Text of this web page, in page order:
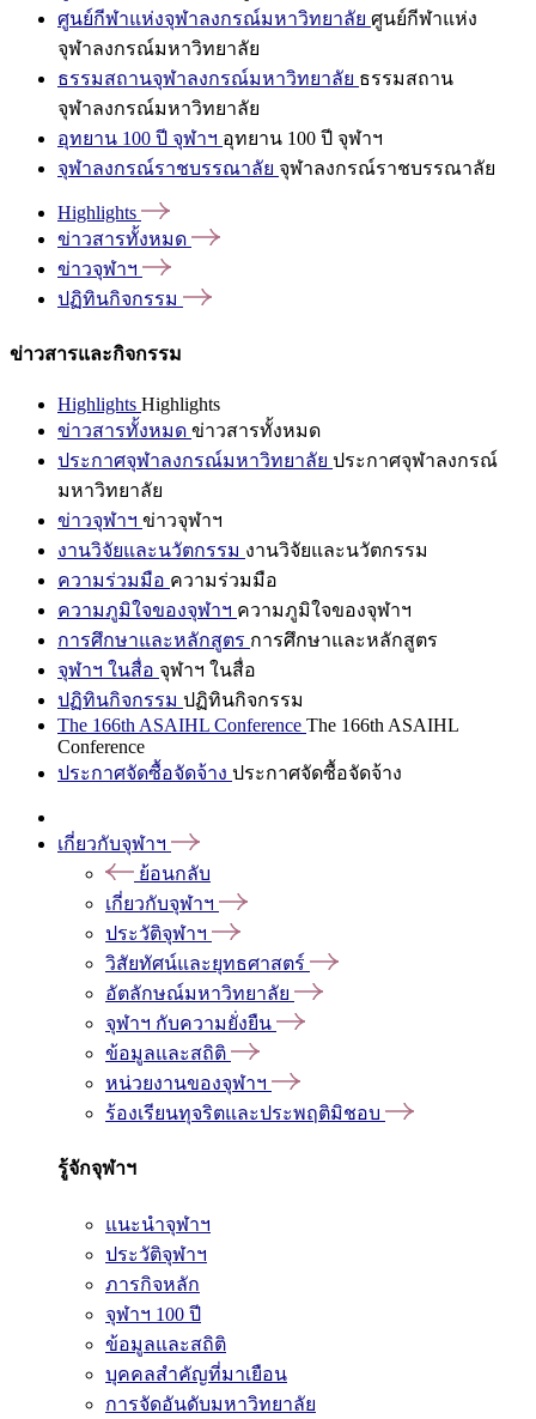
ศูนย์กีฬาแห่งจุฬาลงกรณ์มหาวิทยาลัย ศูนย์กีฬาแห่ง
จุฬาลงกรณ์มหาวิทยาลัย
ธรรมสถานจุฬาลงกรณ์มหาวิทยาลัย ธรรมสถาน
จุฬาลงกรณ์มหาวิทยาลัย
อุทยาน 100 ปี จุฬาฯ อุทยาน 100 ปี จุฬาฯ
จุฬาลงกรณ์ราชบรรณาลัย จุฬาลงกรณ์ราชบรรณาลัย
Highlights
ข่าวสารทั้งหมด
ข่าวจุฬาฯ
ปฏิทินกิจกรรม
ข่าวสารและกิจกรรม
Highlights Highlights
ข่าวสารทั้งหมด ข่าวสารทั้งหมด
ประกาศจุฬาลงกรณ์มหาวิทยาลัย ประกาศจุฬาลงกรณ์
มหาวิทยาลัย
ข่าวจุฬาฯ ข่าวจุฬาฯ
งานวิจัยและนวัตกรรม งานวิจัยและนวัตกรรม
ความร่วมมือ ความร่วมมือ
ความภูมิใจของจุฬาฯ ความภูมิใจของจุฬาฯ
การศึกษาและหลักสูตร การศึกษาและหลักสูตร
จุฬาฯ ในสื่อ จุฬาฯ ในสื่อ
ปฏิทินกิจกรรม ปฏิทินกิจกรรม
The 166th ASAIHL Conference The 166th ASAIHL
Conference
ประกาศจัดซื้อจัดจ้าง ประกาศจัดซื้อจัดจ้าง
เกี่ยวกับจุฬาฯ
ย้อนกลับ
เกี่ยวกับจุฬาฯ
ประวัติจุฬาฯ
วิสัยทัศน์และยุทธศาสตร์
อัตลักษณ์มหาวิทยาลัย
จุฬาฯ กับความยั่งยืน
ข้อมูลและสถิติ
หน่วยงานของจุฬาฯ
ร้องเรียนทุจริตและประพฤติมิชอบ
รู้จักจุฬาฯ
แนะนำจุฬาฯ
ประวัติจุฬาฯ
ภารกิจหลัก
จุฬาฯ 100 ปี
ข้อมูลและสถิติ
บุคคลสำคัญที่มาเยือน
การจัดอันดับมหาวิทยาลัย